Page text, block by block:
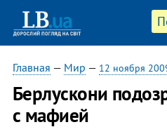
Главная — Мир — 12 ноября
Берлускони
с мафией